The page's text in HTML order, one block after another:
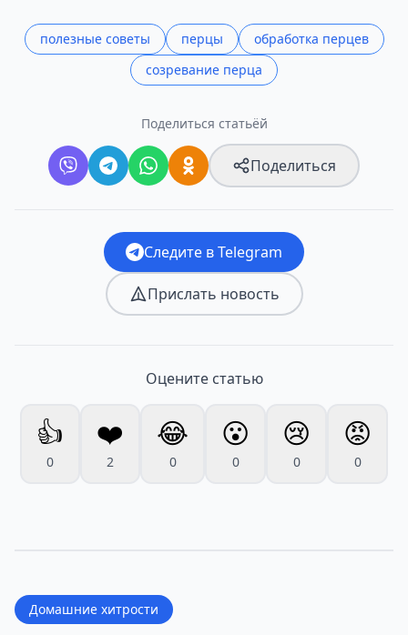
полезные советы перцы
обработка перцев
созревание перца
Поделиться статьёй
Поделиться
Следите в Telegram
Прислать новость
Оцените статью
👍
0
❤️
2
😂
0
😮
0
😢
0
😡
0
Домашние хитрости